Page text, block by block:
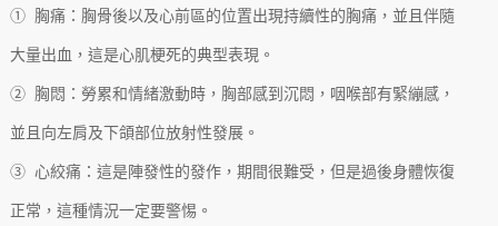
① 胸痛：胸骨後以及心前區的位置出現持續性的胸痛，並且伴隨
大量出血，這是心肌梗死的典型表現。
② 胸悶：勞累和情緒激動時，胸部感到沉悶，咽喉部有緊繃感，
並且向左肩及下頜部位放射性發展。
③ 心絞痛：這是陣發性的發作，期間很難受，但是過後身體恢復
正常，這種情況一定要警惕。